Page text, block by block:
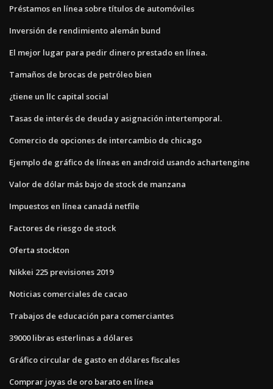
Préstamos en línea sobre títulos de automóviles
Inversión de rendimiento alemán bund
El mejor lugar para pedir dinero prestado en línea.
Tamaños de brocas de petróleo bien
¿tiene un llc capital social
Tasas de interés de deuda y asignación intertemporal.
Comercio de opciones de intercambio de chicago
Ejemplo de gráfico de líneas en android usando achartengine
Valor de dólar más bajo de stock de manzana
Impuestos en línea canadá netfile
Factores de riesgo de stock
Oferta stockton
Nikkei 225 previsiones 2019
Noticias comerciales de cacao
Trabajos de educación para comerciantes
39000 libras esterlinas a dólares
Gráfico circular de gasto en dólares fiscales
Comprar joyas de oro barato en línea